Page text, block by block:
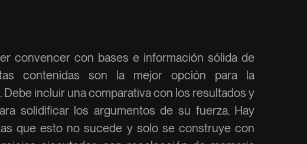
convencer con bases e información sólida de
contenidas son la mejor opción para la
incluir una comparativa con los resultados y
solidificar los argumentos de su fuerza. Hay
que esto no sucede y solo se construye con